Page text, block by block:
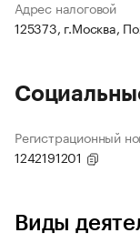
Адрес налоговой
125373, г.Москва,
Регистрационный
1242191201
Виды